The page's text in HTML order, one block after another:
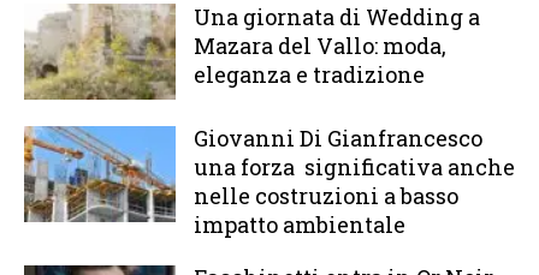
Una giornata di Wedding a
Mazara del Vallo: moda,
eleganza e tradizione
Giovanni Di Gianfrancesco
una forza significativa anche
nelle costruzioni a basso
impatto ambientale